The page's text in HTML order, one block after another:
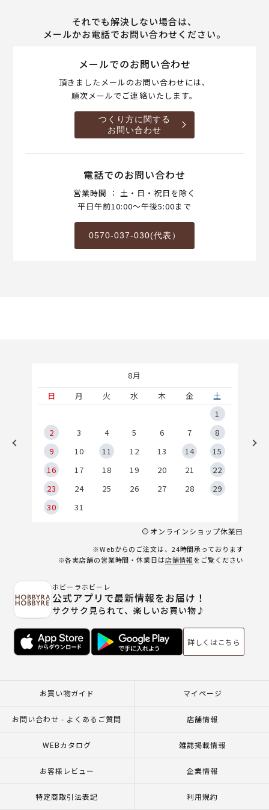
それでも解決しない場合は、
メールかお電話でお問い合わせください。
メールでのお問い合わせ
頂きましたメールのお問い合わせには、
順次メールでご連絡いたします。
つくり方に関する
お問い合わせ
電話でのお問い合わせ
営業時間 ： 土・日・祝日を除く
平日午前10:00～午後5:00まで
0570-037-030(代表）
8月
日
月 火 水 木 金
土
1
2
3 4 5 6 7
8
9
10 11 12 13 14
15
16
17 18 19 20 21
22
23
24 25 26 27 28
29
30
31
オンラインショップ休業日
※Webからのご注文は、24時間承っております
※各実店舗の営業時間・休業日は店舗情報をご覧ください
ホビーラホビーレ
公式アプリで最新情報をお届け！
サクサク見られて、楽しいお買い物♪
詳しくはこちら
お買い物ガイド マイページ
お問い合わせ - よくあるご質問 店舗情報
WEBカタログ 雑誌掲載情報
お客様レビュー 企業情報
特定商取引法表記 利用規約